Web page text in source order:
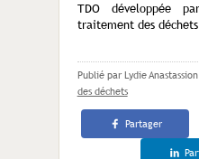
TDO développée
traitement des
Publié par Lydie Anastassion
des déchets
Partager